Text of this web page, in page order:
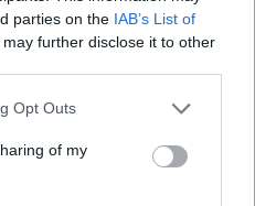
parties on the IAB’s List of
may further disclose it to other
uses one or more Google
behaviour. You may click to
and its third-party tags to
purposes in below Google
Opt Outs
of my
a másféle
ellenzik, hogy a
módon,
a férfiak és nők
elkülönítés